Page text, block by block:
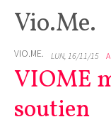
Vio.Me.
VIO.ME. LUN, 16/11/15
VIOME
soutien